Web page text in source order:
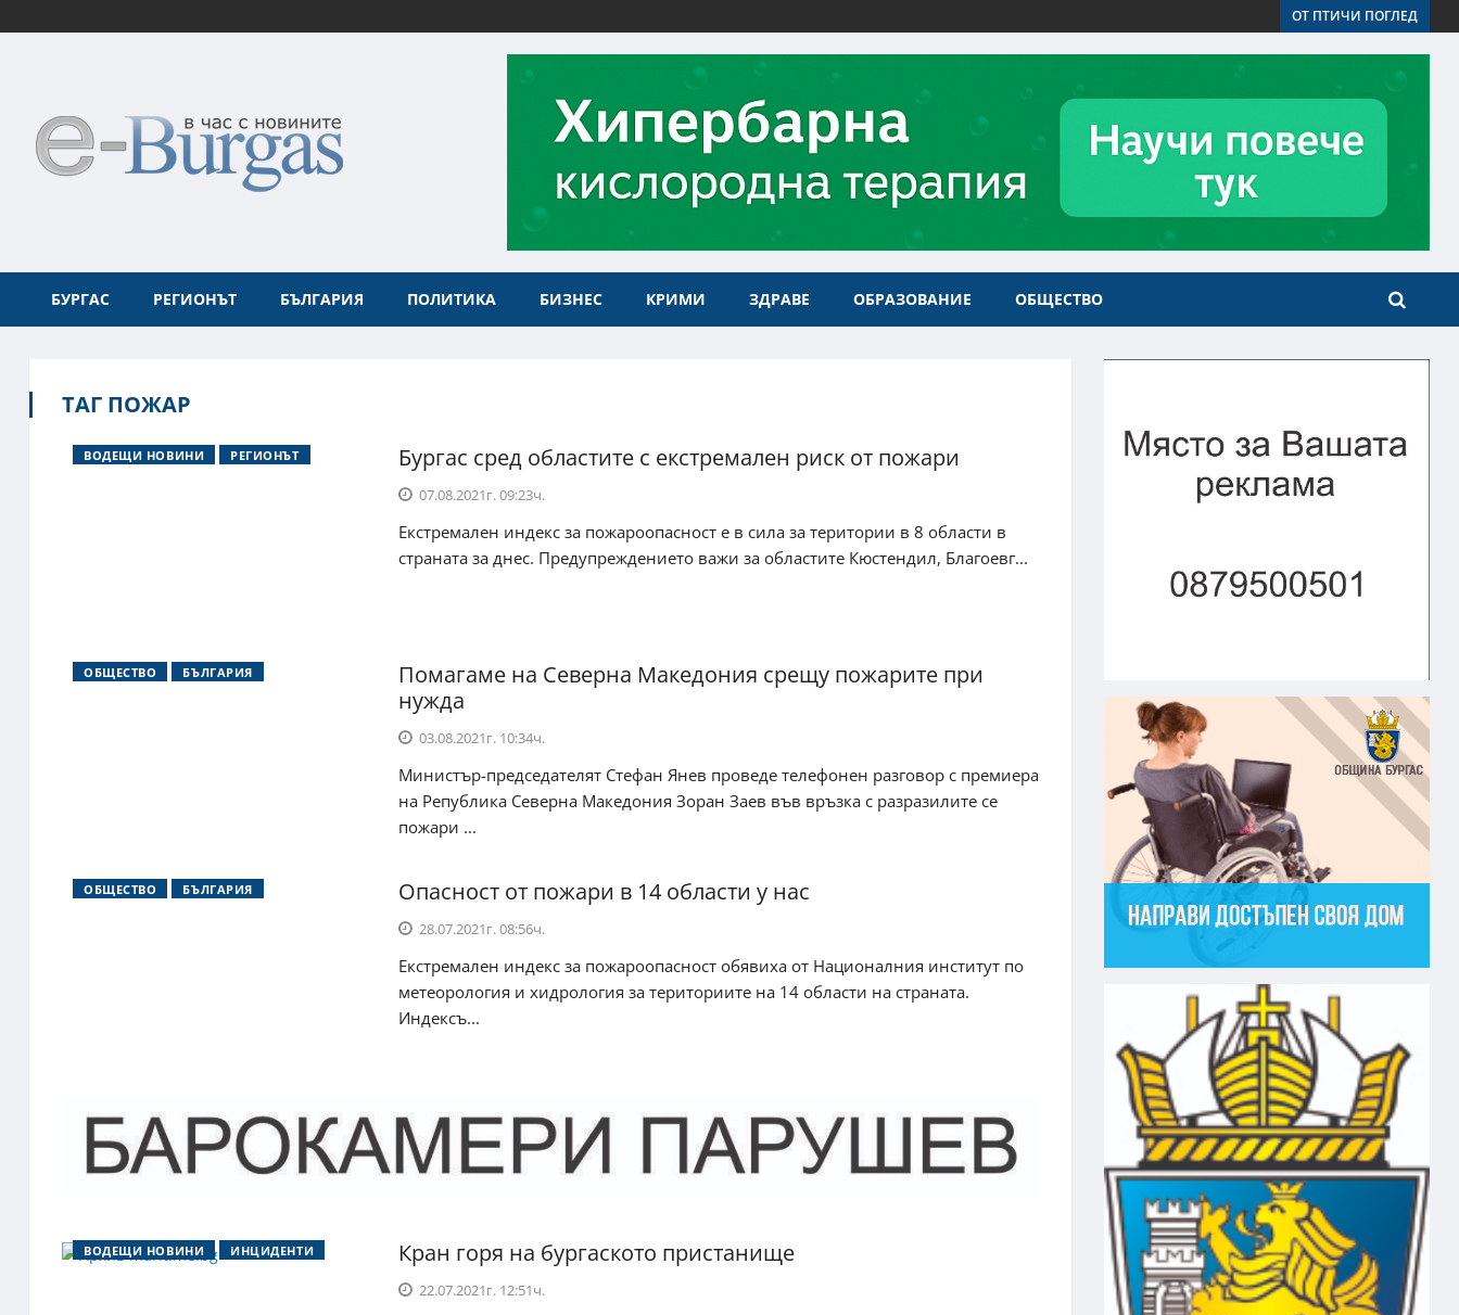
ОТ ПТИЧИ ПОГЛЕД
БУРГАС РЕГИОНЪТ БЪЛГАРИЯ ПОЛИТИКА БИЗНЕС КРИМИ ЗДРАВЕ ОБРАЗОВАНИЕ ОБЩЕСТВО
ТАГ ПОЖАР
ВОДЕЩИ НОВИНИ РЕГИОНЪТ Бургас сред областите с екстремален риск от пожари
07.08.2021г. 09:23ч.
Екстремален индекс за пожароопасност е в сила за територии в 8 области в
страната за днес. Предупреждението важи за областите Кюстендил, Благоевг...
ОБЩЕСТВО БЪЛГАРИЯ
Помагаме на Северна Македония срещу пожарите при
нужда
03.08.2021г. 10:34ч.
Министър-председателят Стефан Янев проведе телефонен разговор с премиера
на Република Северна Македония Зоран Заев във връзка с разразилите се
пожари ...
ОБЩЕСТВО БЪЛГАРИЯ Опасност от пожари в 14 области у нас
28.07.2021г. 08:56ч.
Екстремален индекс за пожароопасност обявиха от Националния институт по
метеорология и хидрология за териториите на 14 области на страната.
Индексъ...
ВОДЕЩИ НОВИНИ ИНЦИДЕНТИ Кран горя на бургаското пристанище
22.07.2021г. 12:51ч.